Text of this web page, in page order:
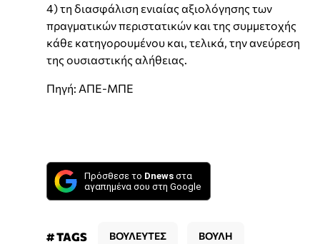
4) τη διασφάλιση ενιαίας αξιολόγησης των
πραγματικών περιστατικών και της συμμετοχής
κάθε κατηγορουμένου και, τελικά, την ανεύρεση
της ουσιαστικής αλήθειας.
Πηγή: ΑΠΕ-ΜΠΕ
Πρόσθεσε το Dnews στα
αγαπημένα σου στη Google
# TAGS ΒΟΥΛΕΥΤΕΣ ΒΟΥΛΗ